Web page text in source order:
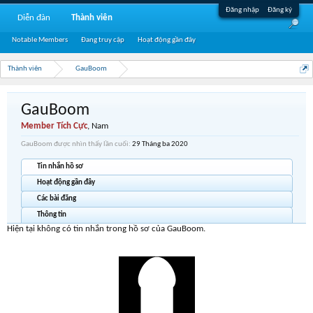
Đăng nhập Đăng ký
Thành viên GauBoom
GauBoom
Member Tích Cực, Nam
GauBoom được nhìn thấy lần cuối: 29 Tháng ba 2020
Tin nhắn hồ sơ
Hoạt động gần đây
Các bài đăng
Thông tin
Hiện tại không có tin nhắn trong hồ sơ của GauBoom.
Diễn đàn Thành viên
Notable Members Đang truy cập Hoạt động gần đây